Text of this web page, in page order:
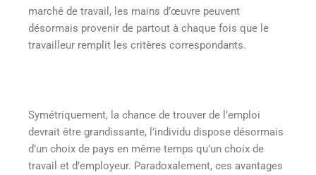
marché de travail, les mains d’œuvre peuvent
désormais provenir de partout à chaque fois que le
travailleur remplit les critères correspondants.
Symétriquement, la chance de trouver de l’emploi
devrait être grandissante, l’individu dispose désormais
d’un choix de pays en même temps qu’un choix de
travail et d’employeur. Paradoxalement, ces avantages